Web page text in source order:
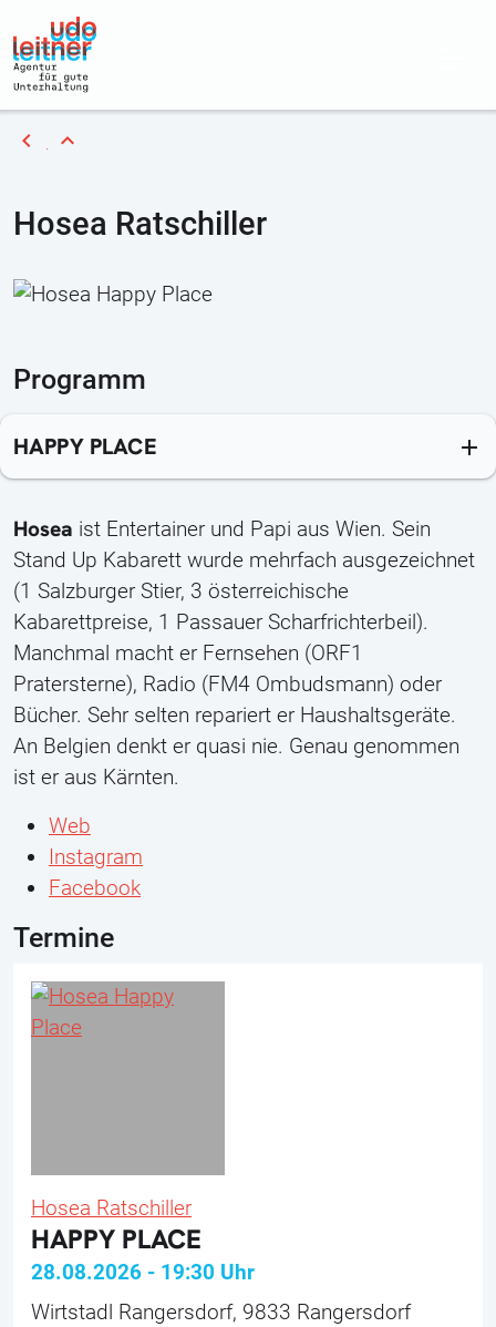
chevron_left expand_less
Hosea Ratschiller
Programm
HAPPY PLACE
Hosea ist Entertainer und Papi aus Wien. Sein
Stand Up Kabarett wurde mehrfach ausgezeichnet
(1 Salzburger Stier, 3 österreichische
Kabarettpreise, 1 Passauer Scharfrichterbeil).
Manchmal macht er Fernsehen (ORF1
Pratersterne), Radio (FM4 Ombudsmann) oder
Bücher. Sehr selten repariert er Haushaltsgeräte.
An Belgien denkt er quasi nie. Genau genommen
ist er aus Kärnten.
Web
Instagram
Facebook
Termine
Hosea Ratschiller
HAPPY PLACE
28.08.2026 - 19:30 Uhr
Wirtstadl Rangersdorf, 9833 Rangersdorf